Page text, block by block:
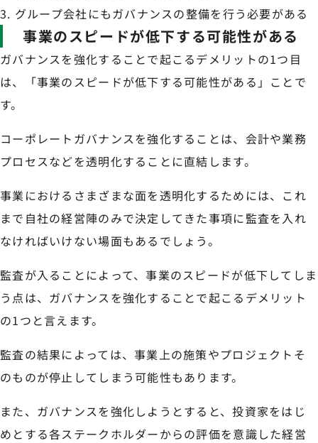
グループ会社にもガバナンスの整備を行う必要がある
事業のスピードが低下する可能性がある
ガバナンスを強化することで起こるデメリットの1つ目
は、「事業のスピードが低下する可能性がある」ことで
す。
コーポレートガバナンスを強化することは、会計や業務
プロセスなどを透明化することに直結します。
事業におけるさまざまな面を透明化するためには、これ
まで自社の経営陣のみで決定してきた事項に監査を入れ
なければいけない場面もあるでしょう。
監査が入ることによって、事業のスピードが低下してしま
う点は、ガバナンスを強化することで起こるデメリット
の1つと言えます。
監査の結果によっては、事業上の施策やプロジェクトそ
のものが停止してしまう可能性もあります。
また、ガバナンスを強化しようとすると、投資家をはじ
めとする各ステークホルダーからの評価を意識した経営